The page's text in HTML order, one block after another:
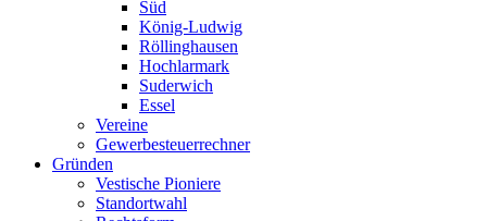
Süd
König-Ludwig
Röllinghausen
Hochlarmark
Suderwich
Essel
Vereine
Gewerbesteuerrechner
Gründen
Vestische Pioniere
Standortwahl